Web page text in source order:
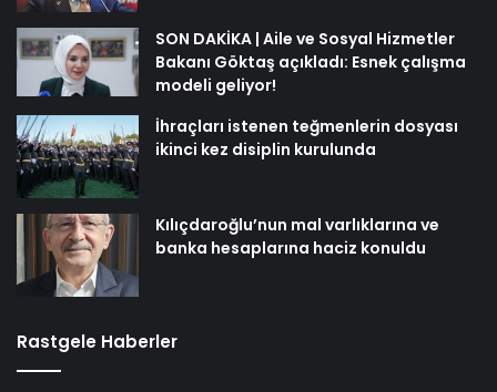
SON DAKİKA | Aile ve Sosyal Hizmetler
Bakanı Göktaş açıkladı: Esnek çalışma
modeli geliyor!
İhraçları istenen teğmenlerin dosyası
ikinci kez disiplin kurulunda
Kılıçdaroğlu’nun mal varlıklarına ve
banka hesaplarına haciz konuldu
Rastgele Haberler